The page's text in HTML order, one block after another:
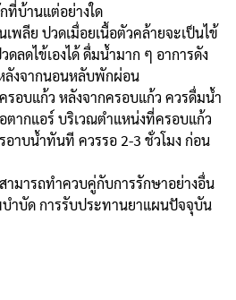
ที่บ้านแต่อย่างใด
พลีย ปวดเมื่อยเนื้อตัวคล้ายจะเป็นไข้
ลดไข้เองได้ ดื่มน้ำมาก ๆ อาการดัง
ลังจากนอนหลับพักผ่อน
รอบแก้ว หลังจากครอบแก้ว ควรดื่มน้ำ
ตากแอร์ บริเวณตำแหน่งที่ครอบแก้ว
อาบน้ำทันที ควรรอ 2-3 ชั่วโมง ก่อน
ามารถทำควบคู่กับการรักษาอย่างอื่น
บำบัด การรับประทานยาแผนปัจจุบัน